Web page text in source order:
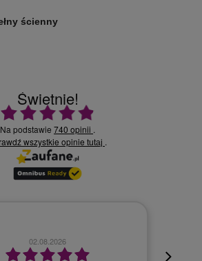
ścienny
Świetnie!
Ocena średnia 4.9 na 5
Na podstawie 740 opinii .
wszystkie opinie tutaj .
02.08.2026